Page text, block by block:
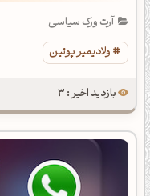
آرت ورک سیاسی
ولادیمیر پوتین
بازدید اخیر : 3